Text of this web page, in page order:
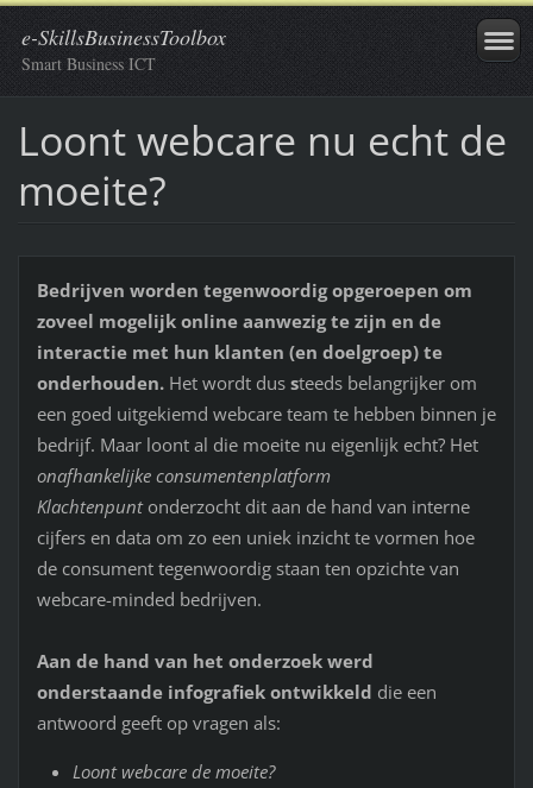
e-SkillsBusinessToolbox
Smart Business ICT
Loont webcare nu echt de
moeite?
Bedrijven worden tegenwoordig opgeroepen om
zoveel mogelijk online aanwezig te zijn en de
interactie met hun klanten (en doelgroep) te
onderhouden. Het wordt dussteeds belangrijker om
een goed uitgekiemd webcare team te hebben binnen je
bedrijf. Maar loont al die moeite nu eigenlijk echt? Het
onafhankelijke consumentenplatform
Klachtenpuntonderzocht dit aan de hand van interne
cijfers en data om zo een uniek inzicht te vormen hoe
de consument tegenwoordig staan ten opzichte van
webcare-minded bedrijven.
Aan de hand van het onderzoek werd
onderstaande infografiek ontwikkeld die een
antwoord geeft op vragen als:
Loont webcare de moeite?